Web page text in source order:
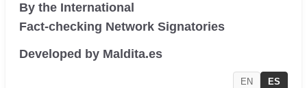
By the International
Fact-checking Network Signatories
Developed by Maldita.es
EN ES